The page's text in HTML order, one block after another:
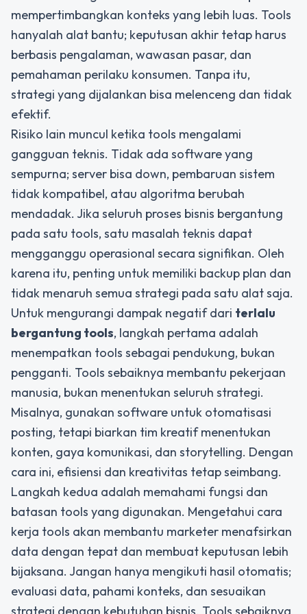
mempertimbangkan konteks yang lebih luas. Tools
hanyalah alat bantu; keputusan akhir tetap harus
berbasis pengalaman, wawasan pasar, dan
pemahaman perilaku konsumen. Tanpa itu,
strategi yang dijalankan bisa melenceng dan tidak
efektif.
Risiko lain muncul ketika tools mengalami
gangguan teknis. Tidak ada software yang
sempurna; server bisa down, pembaruan sistem
tidak kompatibel, atau algoritma berubah
mendadak. Jika seluruh proses bisnis bergantung
pada satu tools, satu masalah teknis dapat
mengganggu operasional secara signifikan. Oleh
karena itu, penting untuk memiliki backup plan dan
tidak menaruh semua strategi pada satu alat saja.
Untuk mengurangi dampak negatif dari terlalu
bergantung tools, langkah pertama adalah
menempatkan tools sebagai pendukung, bukan
pengganti. Tools sebaiknya membantu pekerjaan
manusia, bukan menentukan seluruh strategi.
Misalnya, gunakan software untuk otomatisasi
posting, tetapi biarkan tim kreatif menentukan
konten, gaya komunikasi, dan storytelling. Dengan
cara ini, efisiensi dan kreativitas tetap seimbang.
Langkah kedua adalah memahami fungsi dan
batasan tools yang digunakan. Mengetahui cara
kerja tools akan membantu marketer menafsirkan
data dengan tepat dan membuat keputusan lebih
bijaksana. Jangan hanya mengikuti hasil otomatis;
evaluasi data, pahami konteks, dan sesuaikan
strategi dengan kebutuhan bisnis. Tools sebaiknya